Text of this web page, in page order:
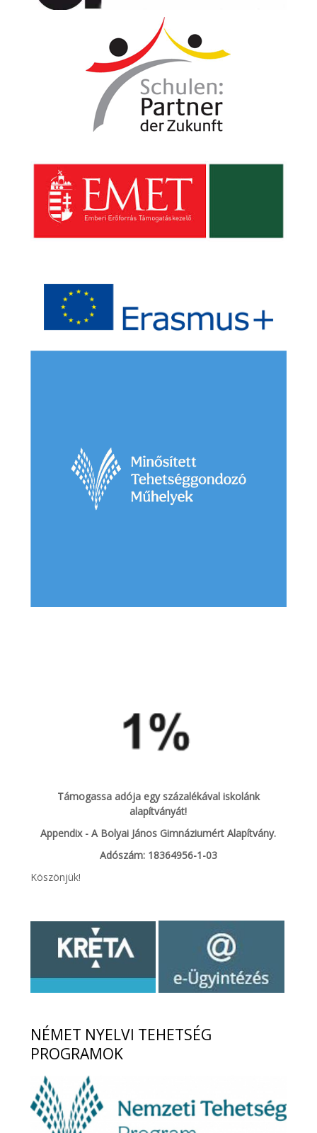
Támogassa adója egy százalékával iskolánk
alapítványát!
Appendix - A Bolyai János Gimnáziumért Alapítvány.
Adószám: 18364956-1-03
Köszönjük!
NÉMET NYELVI TEHETSÉG
PROGRAMOK